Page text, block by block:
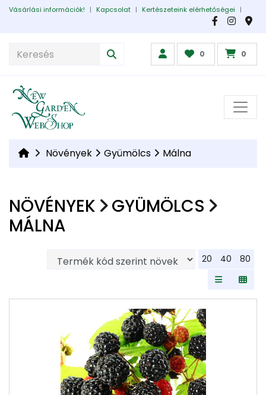
Vásárlási információk! | Kapcsolat | Kertészeteink elérhetőségei |
0 0
Növények Gyümölcs Málna
NÖVÉNYEK
GYÜMÖLCS
MÁLNA
20 40 80